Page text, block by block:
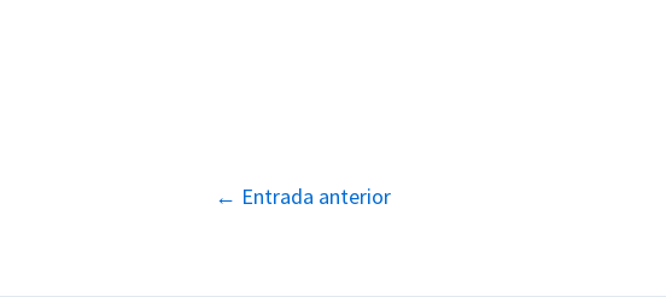
Navegación
← Entrada anterior